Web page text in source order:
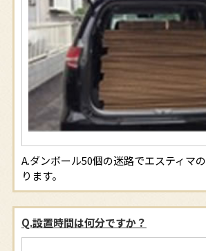
ダンボール50個の迷路でエスティマ
ります。
Q.設置時間は何分ですか？